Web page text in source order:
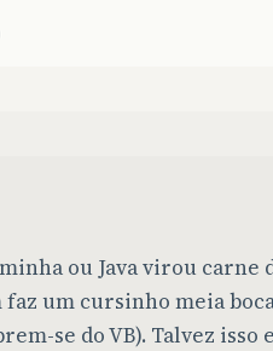
ou Java virou carne
um cursinho meia
se do VB). Talvez